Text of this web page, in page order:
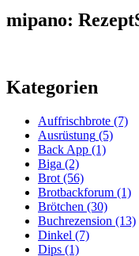
mipano:
Kategorien
Auffrischbrote (7)
Ausrüstung (5)
Back App (1)
Biga (2)
Brot (56)
Brotbackforum (1)
Brötchen (30)
Buchrezension (13)
Dinkel (7)
Dips (1)